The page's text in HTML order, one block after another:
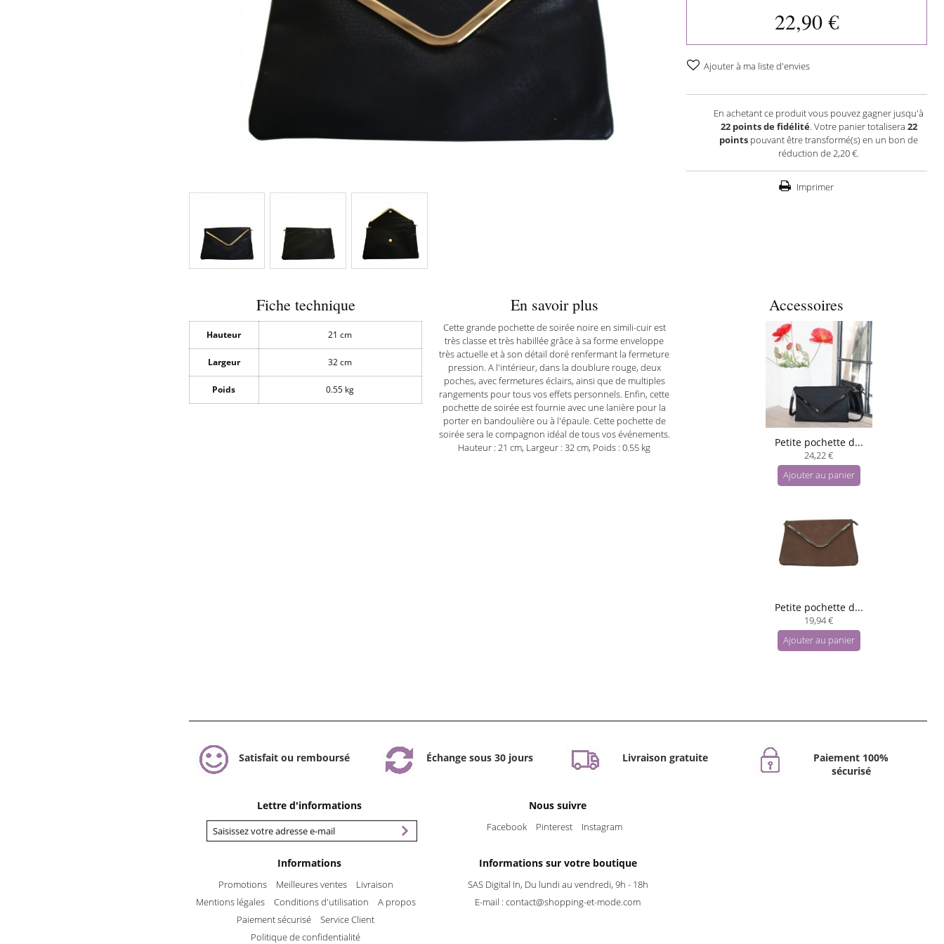
22,90 €
Ajouter à ma liste d'envies
En achetant ce produit vous pouvez gagner jusqu'à
22points de fidélité. Votre panier totalisera 22
points pouvant être transformé(s) en un bon de
réduction de2,20 €.
Imprimer
Fiche technique
Hauteur 21 cm
Largeur 32 cm
Poids 0.55 kg
En savoir plus
Cette grande pochette de soirée noire en simili-cuir est
très classe et très habillée grâce à sa forme enveloppe
très actuelle et à son détail doré renfermant la fermeture
pression. A l'intérieur, dans la doublure rouge, deux
poches, avec fermetures éclairs, ainsi que de multiples
rangements pour tous vos effets personnels. Enfin, cette
pochette de soirée est fournie avec une lanière pour la
porter en bandoulière ou à l'épaule. Cette pochette de
soirée sera le compagnon idéal de tous vos événements.
Hauteur : 21 cm, Largeur : 32 cm, Poids : 0.55 kg
Accessoires
Petite pochette d...
24,22 €
Ajouter au panier
Petite pochette d...
19,94 €
Ajouter au panier
Satisfait ou remboursé Échange sous 30 jours Livraison gratuite
Paiement 100%
sécurisé
Lettre d'informations Nous suivre
Facebook Pinterest Instagram
Informations
Promotions Meilleures ventes
Livraison
Mentions légales
Conditions d'utilisation
A propos
Paiement sécurisé
Service Client
Politique de confidentialité
Informations sur votre boutique
SAS Digital In, Du lundi au vendredi, 9h - 18h
E-mail :contact@shopping-et-mode.com